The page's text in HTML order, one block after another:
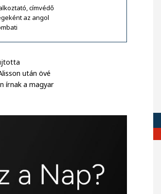
címvédő
az angol
után övé
írnak a magyar